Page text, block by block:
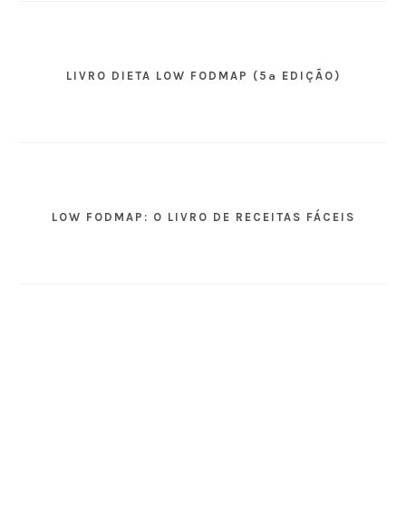
LIVRO DIETA LOW FODMAP (5ª EDIÇÃO)
LOW FODMAP: O LIVRO DE RECEITAS FÁCEIS